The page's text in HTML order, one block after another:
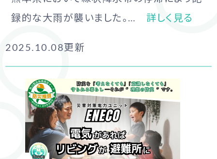
録的な大雨が襲いました。…
詳しく見る
2025.10.08更新